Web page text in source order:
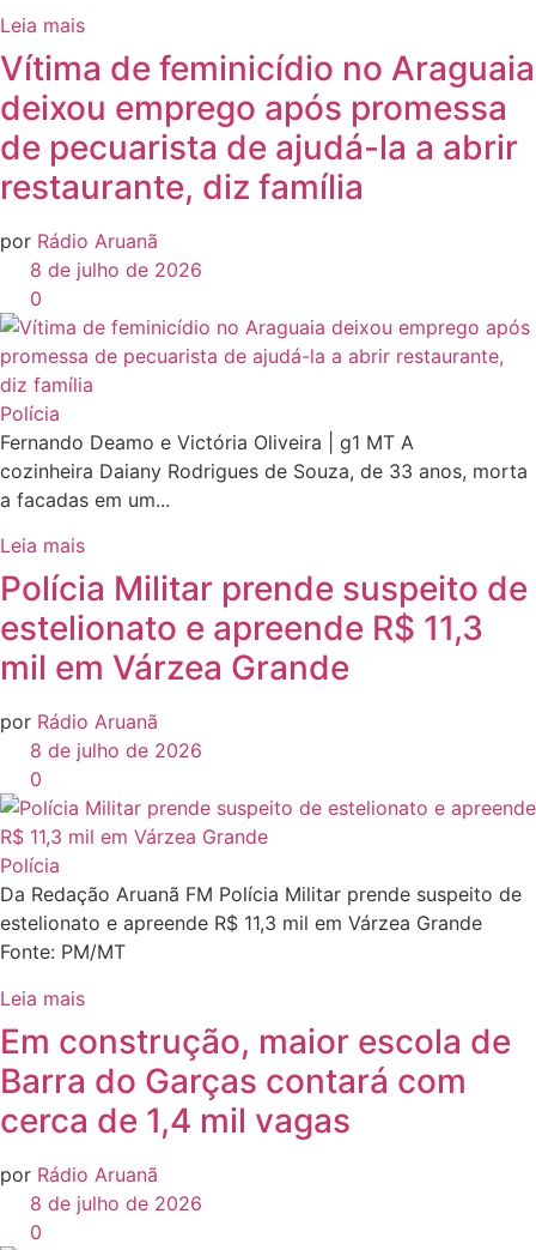
Leia mais
Vítima de feminicídio no Araguaia
deixou emprego após promessa
de pecuarista de ajudá-la a abrir
restaurante, diz família
por Rádio Aruanã
8 de julho de 2026
0
Polícia
Fernando Deamo e Victória Oliveira | g1 MT A
cozinheira Daiany Rodrigues de Souza, de 33 anos, morta
a facadas em um...
Leia mais
Polícia Militar prende suspeito de
estelionato e apreende R$ 11,3
mil em Várzea Grande
por Rádio Aruanã
8 de julho de 2026
0
Polícia
Da Redação Aruanã FM Polícia Militar prende suspeito de
estelionato e apreende R$ 11,3 mil em Várzea Grande
Fonte: PM/MT
Leia mais
Em construção, maior escola de
Barra do Garças contará com
cerca de 1,4 mil vagas
por Rádio Aruanã
8 de julho de 2026
0